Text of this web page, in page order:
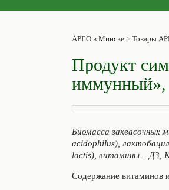
АРГО в Минске > Товары
Продукт
иммунный»,
Биомасса заквасочных
acidophilus),
lactis), витамины – Д3,
Содержание витаминов